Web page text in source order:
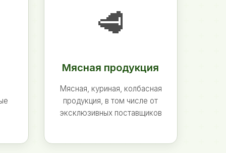
🥩
Мясная продукция
Мясная, куриная, колбасная
продукция, в том числе от
эксклюзивных поставщиков